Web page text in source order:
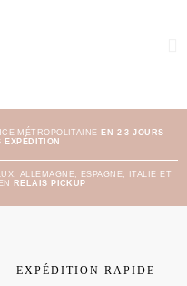
MÉTROPOLITAINE EN 2-3 JOURS
EXPÉDITION
ALLEMAGNE, ESPAGNE, ITALIE ET
RELAIS PICKUP
EXPÉDITION RAPIDE